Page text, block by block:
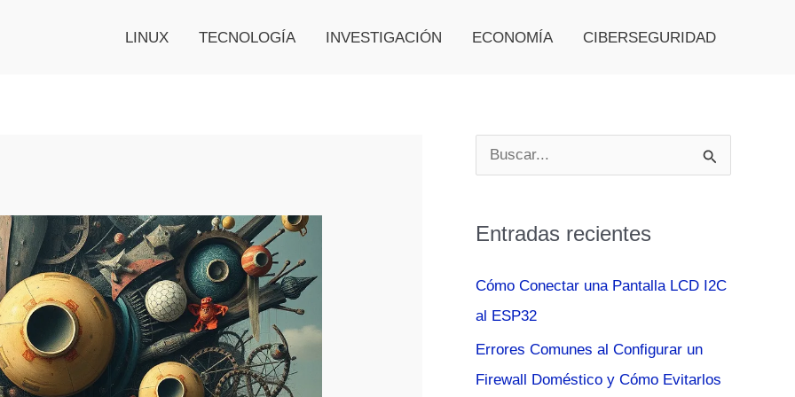
LINUX TECNOLOGÍA INVESTIGACIÓN ECONOMÍA CIBERSEGURIDAD
u
c
o
r
Entradas recientes
Cómo Conectar una Pantalla LCD I2C
al ESP32
Errores Comunes al Configurar un
Firewall Doméstico y Cómo Evitarlos